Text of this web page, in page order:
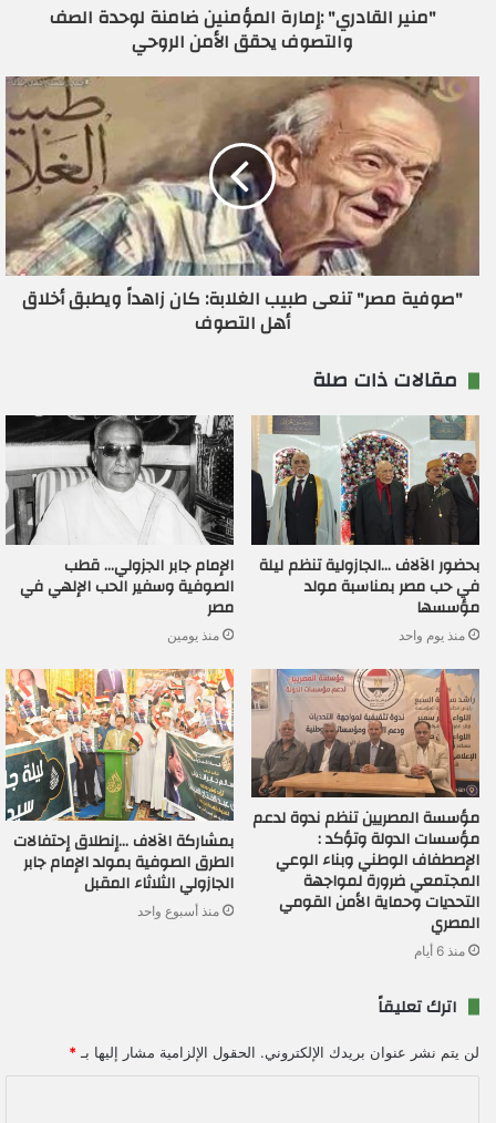
ي
"منير القادري" :إمارة المؤمنين ضامنة لوحدة الصف
والتصوف يحقق الأمن الروحي
"صوفية مصر" تنعى طبيب الغلابة: كان زاهداً ويطبق أخلاق
أهل التصوف
مقالات ذات صلة
بحضور الآلاف …الجازولية تنظم ليلة
في حب مصر بمناسبة مولد
مؤسسها
منذ يوم واحد
الإمام جابر الجزولي… قطب
الصوفية وسفير الحب الإلهي في
مصر
منذ يومين
مؤسسة المصريين تنظم ندوة لدعم
مؤسسات الدولة وتؤكد :
الإصطفاف الوطني وبناء الوعي
المجتمعي ضرورة لمواجهة
التحديات وحماية الأمن القومي
المصري
منذ 6 أيام
بمشاركة الآلاف …إنطلاق إحتفالات
الطرق الصوفية بمولد الإمام جابر
الجازولي الثلاثاء المقبل
منذ أسبوع واحد
اترك تعليقاً
لن يتم نشر عنوان بريدك الإلكتروني. الحقول الإلزامية مشار إليها بـ *